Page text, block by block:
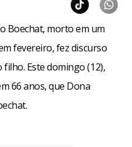
Boechat, morto em um
fevereiro, fez discurso
Este domingo (12),
66 anos, que Dona